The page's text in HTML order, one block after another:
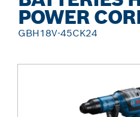
POWER
GBH18V-45CK24